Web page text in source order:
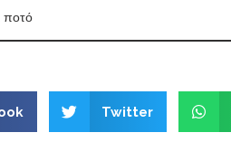
ποτό
Twitter